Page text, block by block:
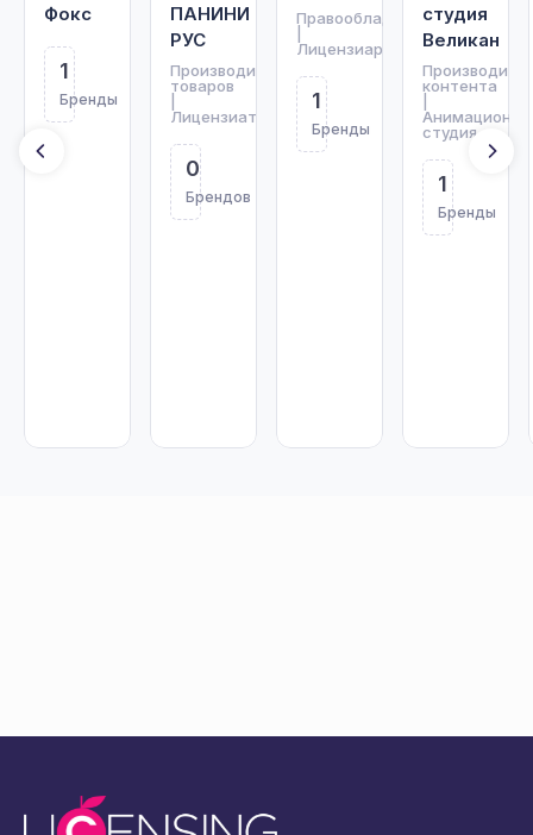
Фокс
1
Бренды
ПАНИНИ
РУС
Производитель
товаров
Лицензиат
0
Брендов
Правообладатель
Лицензиар
1
Бренды
студия
Великан
контента
студия
1
Бренды